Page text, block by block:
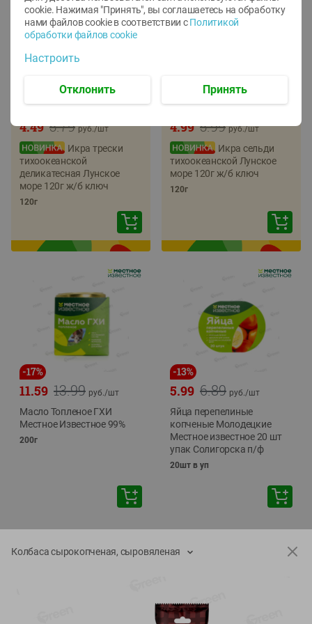
22%
5.79
4.49 руб./шт
Икра трески
тихоокеанской
деликатесная Лунское
море 120г ж/б ключ
120г
-17%
5.99
4.99 руб./шт
Икра сельди
тихоокеанской Лунское
море 120г ж/б ключ
120г
-17%
13.99
11.59 руб./шт
Масло Топленое ГХИ
Местное Известное 99%
200г
-13%
6.89
5.99 руб./шт
Яйца перепелиные
копченые Молодецкие
Местное известное 20 шт
упак Солигорска п/ф
20шт в уп
Колбаса сырокопченая, сыровяленая
cookie. Нажимая "Принять", вы соглашаетесь на обработку
нами файлов cookie в соответствии с Политикой
обработки файлов cookie
Настроить
Отклонить Принять